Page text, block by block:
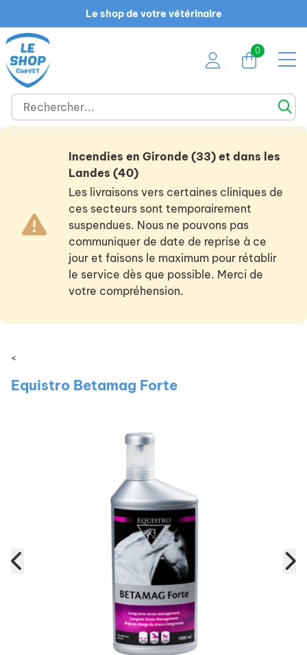
Le shop de votre vétérinaire
0
Incendies en Gironde (33) et dans les
Landes (40)
Les livraisons vers certaines cliniques de
ces secteurs sont temporairement
suspendues. Nous ne pouvons pas
communiquer de date de reprise à ce
jour et faisons le maximum pour rétablir
le service dès que possible. Merci de
votre compréhension.
<
Equistro Betamag Forte